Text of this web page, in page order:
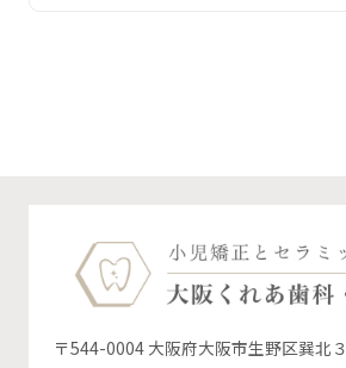
〒544-0004 大阪府大阪市生野区巽北